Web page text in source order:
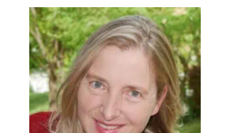
Keine Angst vor
Vorträgen, Prüfungen
und wichtigen
Gesprächen
(Workshop)